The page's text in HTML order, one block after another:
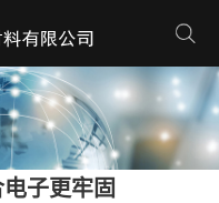
子更牢固